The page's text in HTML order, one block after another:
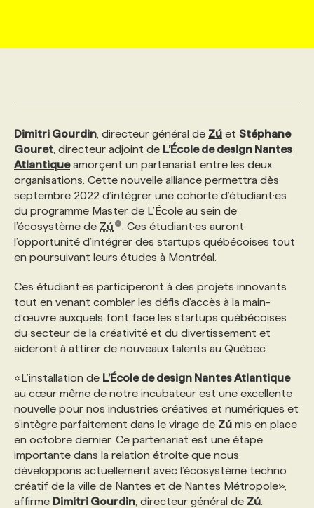
PRIX ET DISTINCTIONS
TENDANCES
GEO/SEO
ÉVÉNEMENTIEL
NOS AUTEUR‧RICES
ANNONCEZ AVEC NOUS
FAQ
ANNONCEZ AVEC NOUS
ANNONCEZ AVEC NOUS
NOS PARCOURS DE FORMATIONS
FORMATIONS PERSONNALISÉES
NOS FORMATEUR‧RICES
POURQUOI CHOISIR NOS FORMATIONS
NOS TARIFS
PROGRAMMES DE SUBVENTIONS
FAQ
ANNONCEZ AVEC NOUS
SERVICE DE CHASSE DE TÊTE
NOS TARIFS
NOS EXPERTISES
FAQ
ANNONCEZ AVEC NOUS
Dimitri Gourdin , directeur général de Zú et Stéphane
Gouret , directeur adjoint de L’École de design Nantes
Atlantiqueamorçent un partenariat entre les deux
organisations. Cette nouvelle alliance permettra dès
septembre 2022 d’intégrer une cohorte d’étudiant·es
du programme Master de L’École au sein de
l’écosystème de Zú
. Ces étudiant·es auront
l’opportunité d’intégrer des startups québécoises tout
en poursuivant leurs études à Montréal.
Ces étudiant·es participeront à des projets innovants
tout en venant combler les défis d’accès à la main-
d’œuvre auxquels font face les startups québécoises
du secteur de la créativité et du divertissement et
aideront à attirer de nouveaux talents au Québec.
«L’installation de L’École de design Nantes Atlantique
au cœur même de notre incubateur est une excellente
nouvelle pour nos industries créatives et numériques et
s’intègre parfaitement dans le virage de Zú mis en place
en octobre dernier. Ce partenariat est une étape
importante dans la relation étroite que nous
développons actuellement avec l’écosystème techno
créatif de la ville de Nantes et de Nantes Métropole»,
affirme Dimitri Gourdin , directeur général de Zú